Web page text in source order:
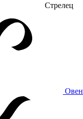
Стрелец
Овен